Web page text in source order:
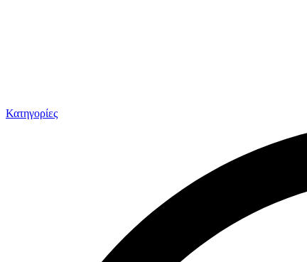
Κατηγορίες